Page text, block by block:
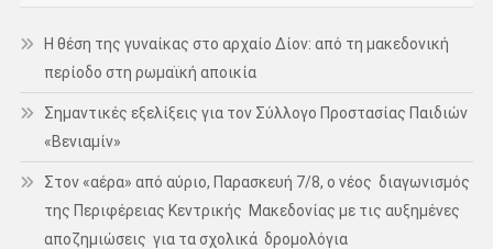
Η θέση της γυναίκας στο αρχαίο Δίον: από τη μακεδονική
περίοδο στη ρωμαϊκή αποικία
Σημαντικές εξελίξεις για τον Σύλλογο Προστασίας Παιδιών
«Βενιαμίν»
Στον «αέρα» από αύριο, Παρασκευή 7/8, ο νέος διαγωνισμός
της Περιφέρειας Κεντρικής Μακεδονίας με τις αυξημένες
αποζημιώσεις για τα σχολικά δρομολόγια